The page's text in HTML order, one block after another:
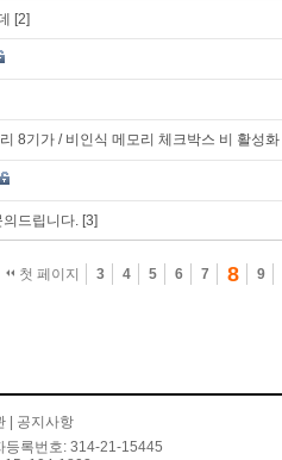
[2]
8기가 / 비인식 메모리 체크박스 비 활성화
의드립니다. [3]
첫 페이지 3 4 5 6 7 8 9
공지사항
등록번호: 314-21-15445